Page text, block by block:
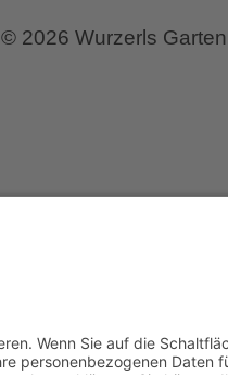
© 2026 Wurzerls Garten